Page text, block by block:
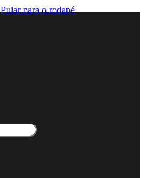
Pular para o rodapé